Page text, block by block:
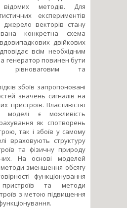
методів. Для
експериментів
векторів стану
конкретна схема
двійкових
всім необхідним
генератор повинен бути
рівноваговим та
збоїв запропоновані
значень сигналів на
пристроїв. Властивістю
моделі є можливість
як спотворень
так і збоїв у самому
враховують структуру
та фізичну природу
На основі моделей
зменшення обсягу
функціонування
пристроїв та методи
з метою підвищення